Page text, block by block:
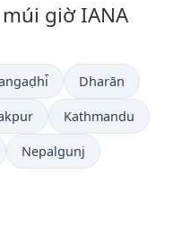
giờ IANA
Dharān
Kathmandu
Nepalgunj